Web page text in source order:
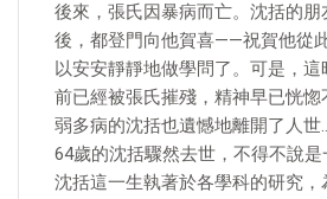
後來，張氏因暴病而亡。沈括的朋
後，都登門向他賀喜——祝賀他從
以安安靜靜地做學問了。可是，這
前已經被張氏摧殘，精神早已恍惚
弱多病的沈括也遺憾地離開了人世
64歲的沈括驟然去世，不得不說是
沈括這一生執著於各學科的研究，